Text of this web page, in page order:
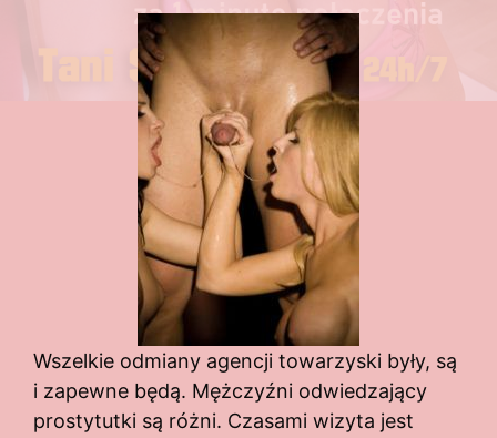
Wszelkie odmiany agencji towarzyski były, są
i zapewne będą. Mężczyźni odwiedzający
prostytutki są różni. Czasami wizyta jest